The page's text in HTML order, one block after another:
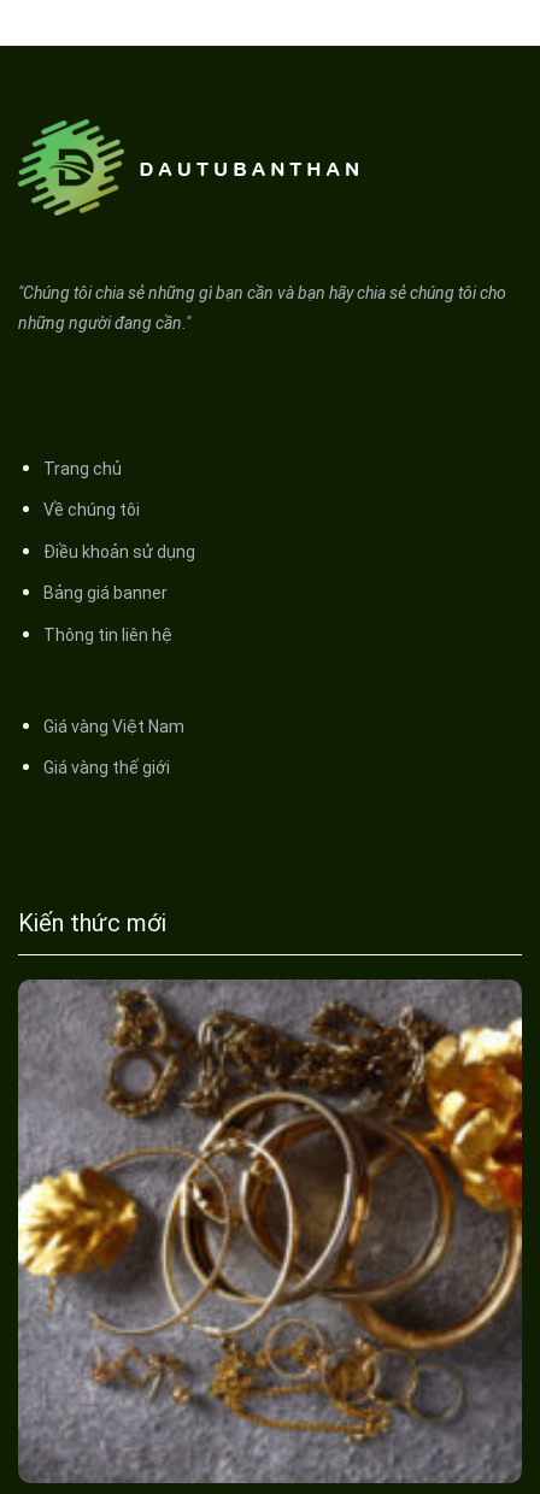
"Chúng tôi chia sẻ những gì bạn cần và bạn hãy chia sẻ chúng tôi cho
những người đang cần."
Trang chủ
Về chúng tôi
Điều khoản sử dụng
Bảng giá banner
Thông tin liên hệ
Giá vàng Việt Nam
Giá vàng thế giới
Kiến thức mới